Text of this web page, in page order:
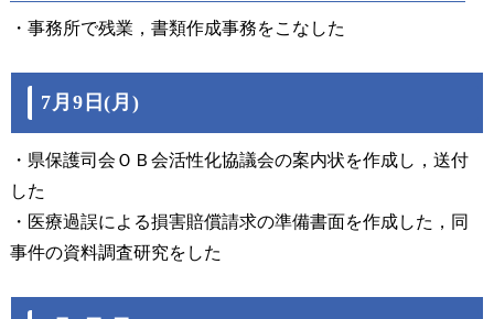
・事務所で残業，書類作成事務をこなした
7月9日(月)
・県保護司会ＯＢ会活性化協議会の案内状を作成し，送付
した
・医療過誤による損害賠償請求の準備書面を作成した，同
事件の資料調査研究をした